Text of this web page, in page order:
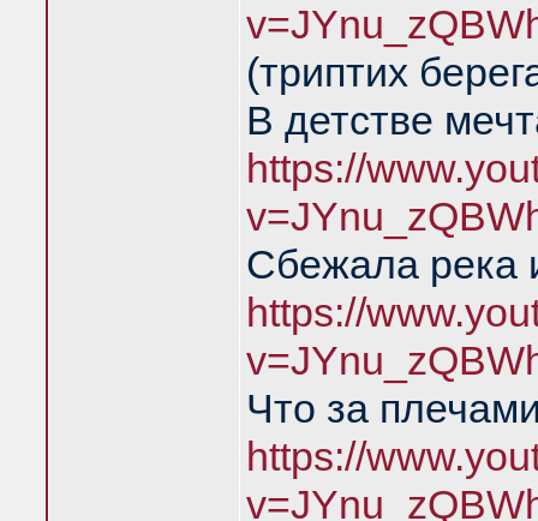
(триптих
В детстве
https://
Сбежала река
https://
Что за
https://